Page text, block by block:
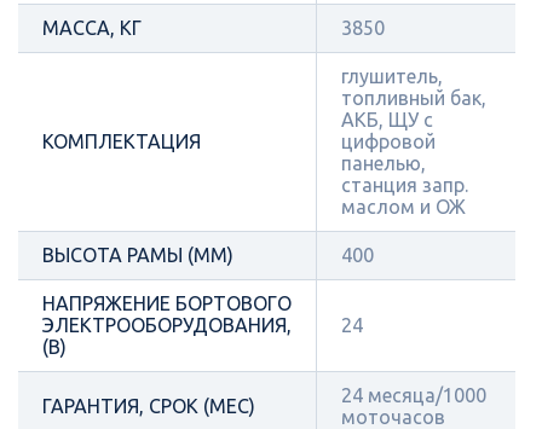
МАССА, КГ 3850
КОМПЛЕКТАЦИЯ
глушитель,
топливный бак,
АКБ, ЩУ с
цифровой
панелью,
станция запр.
маслом и ОЖ
ВЫСОТА РАМЫ (ММ) 400
НАПРЯЖЕНИЕ БОРТОВОГО
ЭЛЕКТРООБОРУДОВАНИЯ,
(В)
24
ГАРАНТИЯ, СРОК (МЕС)
24 месяца/1000
моточасов